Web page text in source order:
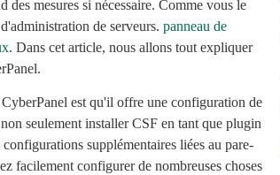
des mesures si nécessaire. Comme vous le
de serveurs. panneau de
. Dans cet article, nous allons tout expliquer
est qu'il offre une configuration de
seulement installer CSF en tant que plugin
supplémentaires liées au pare-
facilement configurer de nombreuses choses